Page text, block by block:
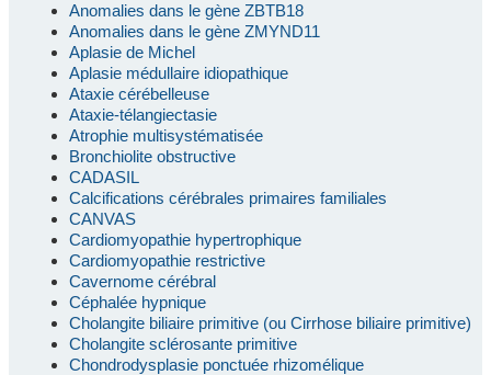
Anomalies dans le gène ZBTB18
Anomalies dans le gène ZMYND11
Aplasie de Michel
Aplasie médullaire idiopathique
Ataxie cérébelleuse
Ataxie-télangiectasie
Atrophie multisystématisée
Bronchiolite obstructive
CADASIL
Calcifications cérébrales primaires familiales
CANVAS
Cardiomyopathie hypertrophique
Cardiomyopathie restrictive
Cavernome cérébral
Céphalée hypnique
Cholangite biliaire primitive (ou Cirrhose biliaire primitive)
Cholangite sclérosante primitive
Chondrodysplasie ponctuée rhizomélique